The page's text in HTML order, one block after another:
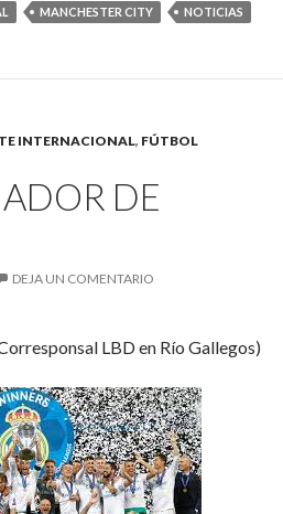
MANCHESTER CITY NOTICIAS
INTERNACIONAL, FÚTBOL
DE
DEJA UN COMENTARIO
LBD en Río Gallegos)